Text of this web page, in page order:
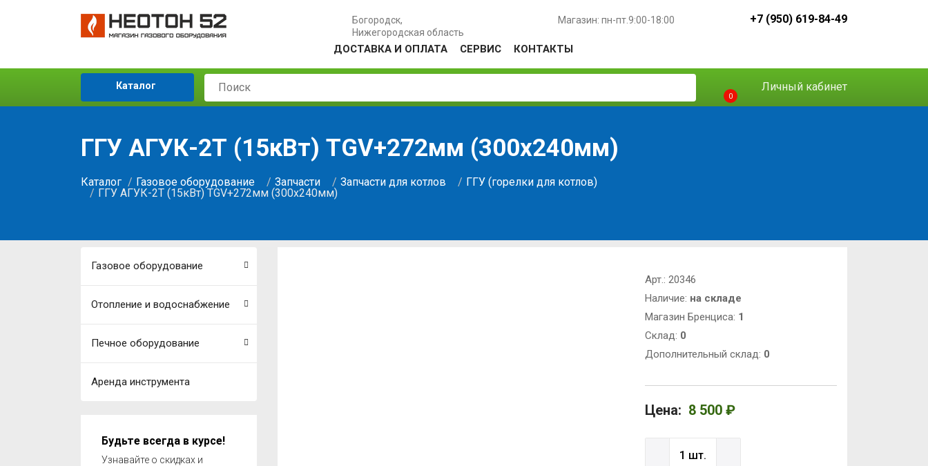
Богородск,
Нижегородская область
Магазин: пн-пт.9:00-18:00 +7 (950) 619-84-49
ДОСТАВКА И ОПЛАТА СЕРВИС КОНТАКТЫ
Каталог
0
Личный кабинет
ГГУ АГУК-2Т (15кВт) TGV+272мм (300х240мм)
Каталог Газовое оборудование Запчасти Запчасти для котлов
ГГУ (горелки для котлов)
ГГУ АГУК-2Т (15кВт) TGV+272мм (300х240мм)
Газовое оборудование
Отопление и водоснабжение
Печное оборудование
Аренда инструмента
Будьте всегда в курсе!
Узнавайте о скидках и
Арт.: 20346
Наличие: на складе
Магазин Бренциса: 1
Cклад: 0
Дополнительный склад: 0
Цена: 8 500 ₽